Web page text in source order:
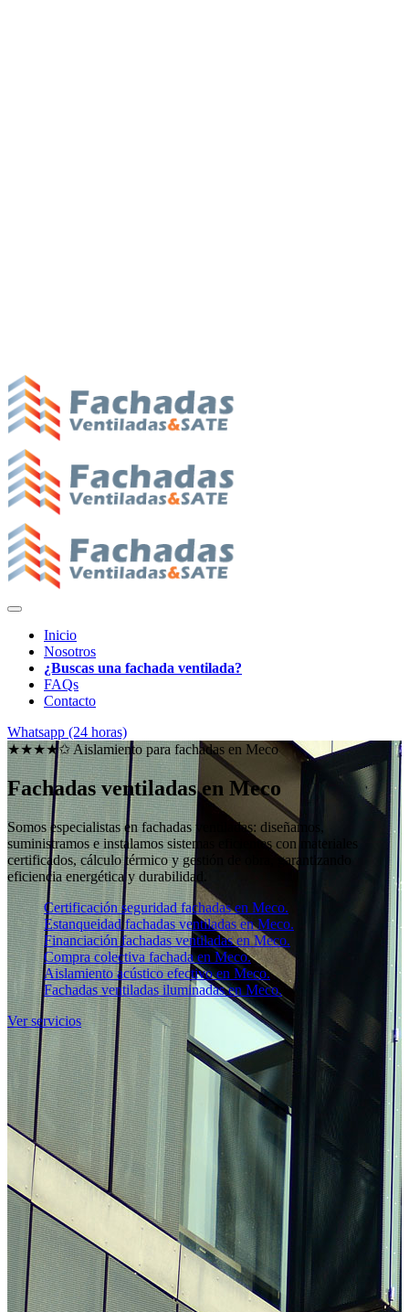
Inicio
Nosotros
¿Buscas una fachada ventilada?
FAQs
Contacto
Whatsapp (24 horas)
★★★★✩ Aislamiento para fachadas en Meco
Fachadas ventiladas en Meco
Somos especialistas en fachadas ventiladas: diseñamos,
suministramos e instalamos sistemas eficientes con materiales
certificados, cálculo térmico y gestión de obra, garantizando
eficiencia energética y durabilidad.
Certificación seguridad fachadas en Meco.
Estanqueidad fachadas ventiladas en Meco.
Financiación fachadas ventiladas en Meco.
Compra colectiva fachada en Meco.
Aislamiento acústico efectivo en Meco.
Fachadas ventiladas iluminadas en Meco.
Ver servicios